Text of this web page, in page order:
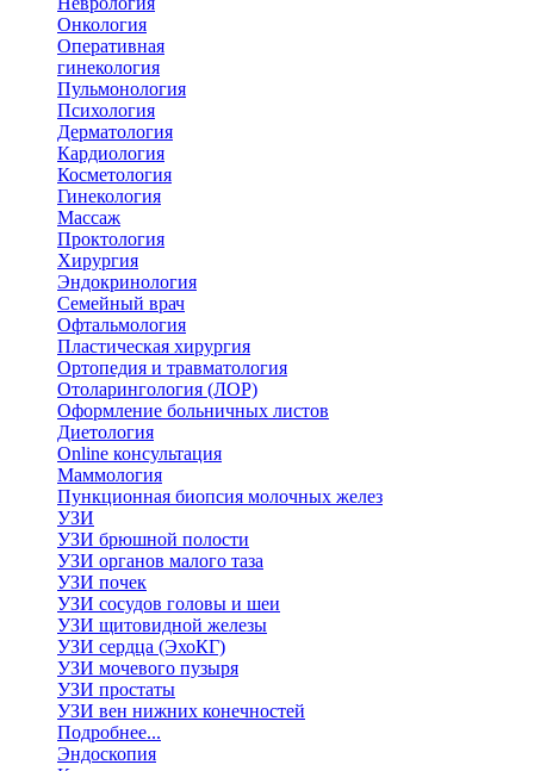
Онкология
Оперативная
гинекология
Пульмонология
Психология
Дерматология
Кардиология
Косметология
Гинекология
Массаж
Проктология
Хирургия
Эндокринология
Семейный врач
Офтальмология
Пластическая хирургия
Ортопедия и травматология
Отоларингология (ЛОР)
Оформление больничных листов
Диетология
Online консультация
Маммология
Пункционная биопсия молочных желез
УЗИ
УЗИ брюшной полости
УЗИ органов малого таза
УЗИ почек
УЗИ сосудов головы и шеи
УЗИ щитовидной железы
УЗИ сердца (ЭхоКГ)
УЗИ мочевого пузыря
УЗИ простаты
УЗИ вен нижних конечностей
Подробнее...
Эндоскопия